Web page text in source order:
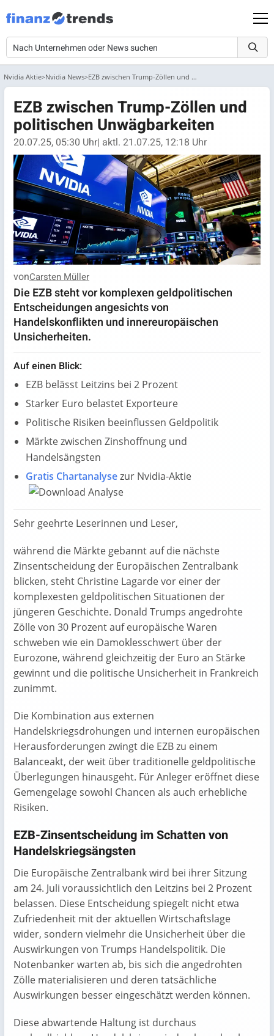
Nvidia Aktie Nvidia News EZB zwischen Trump-Zöllen und politischen Unwägbarkeiten
EZB zwischen Trump-Zöllen und
politischen Unwägbarkeiten
20.07.25, 05:30 Uhr| aktl. 21.07.25, 12:18 Uhr
vonCarsten Müller
Die EZB steht vor komplexen geldpolitischen
Entscheidungen angesichts von
Handelskonflikten und innereuropäischen
Unsicherheiten.
Auf einen Blick:
EZB belässt Leitzins bei 2 Prozent
Starker Euro belastet Exporteure
Politische Risiken beeinflussen Geldpolitik
Märkte zwischen Zinshoffnung und
Handelsängsten
Gratis Chartanalysezur Nvidia-Aktie
Sehr geehrte Leserinnen und Leser,
während die Märkte gebannt auf die nächste
Zinsentscheidung der Europäischen Zentralbank
blicken, steht Christine Lagarde vor einer der
komplexesten geldpolitischen Situationen der
jüngeren Geschichte. Donald Trumps angedrohte
Zölle von 30 Prozent auf europäische Waren
schweben wie ein Damoklesschwert über der
Eurozone, während gleichzeitig der Euro an Stärke
gewinnt und die politische Unsicherheit in Frankreich
zunimmt.
Die Kombination aus externen
Handelskriegsdrohungen und internen europäischen
Herausforderungen zwingt die EZB zu einem
Balanceakt, der weit über traditionelle geldpolitische
Überlegungen hinausgeht. Für Anleger eröffnet diese
Gemengelage sowohl Chancen als auch erhebliche
Risiken.
EZB-Zinsentscheidung im Schatten von
Handelskriegsängsten
Die Europäische Zentralbank wird bei ihrer Sitzung
am 24. Juli voraussichtlich den Leitzins bei 2 Prozent
belassen. Diese Entscheidung spiegelt nicht etwa
Zufriedenheit mit der aktuellen Wirtschaftslage
wider, sondern vielmehr die Unsicherheit über die
Auswirkungen von Trumps Handelspolitik. Die
Notenbanker warten ab, bis sich die angedrohten
Zölle materialisieren und deren tatsächliche
Auswirkungen besser eingeschätzt werden können.
Diese abwartende Haltung ist durchaus